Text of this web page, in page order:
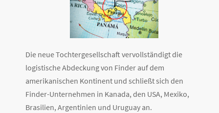
Die neue Tochtergesellschaft vervollständigt die
logistische Abdeckung von Finder auf dem
amerikanischen Kontinent und schließt sich den
Finder-Unternehmen in Kanada, den USA, Mexiko,
Brasilien, Argentinien und Uruguay an.